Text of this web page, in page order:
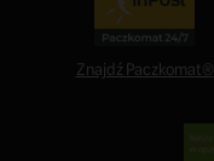
Znajdź Paczkomat®